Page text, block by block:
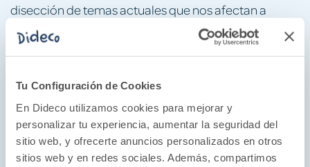
Tu Configuración de Cookies
En Dideco utilizamos cookies para mejorar y
personalizar tu experiencia, aumentar la seguridad del
sitio web, y ofrecerte anuncios personalizados en otros
sitios web y en redes sociales. Además, compartimos
disección de temas actuales que nos afectan a
todos.»
USA Today
«Atrapante... Aterradora.»
«Cuando se produce un decisivo avance científico,
Robin Cook no se limita a levantarse para aplaudir.